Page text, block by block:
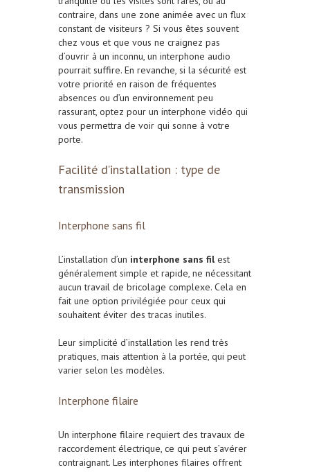
contraire, dans une zone animée avec un flux
constant de visiteurs ? Si vous êtes souvent
chez vous et que vous ne craignez pas
d’ouvrir à un inconnu, un interphone audio
pourrait suffire. En revanche, si la sécurité est
votre priorité en raison de fréquentes
absences ou d’un environnement peu
rassurant, optez pour un interphone vidéo qui
vous permettra de voir qui sonne à votre
porte.
Facilité d’installation : type de
transmission
Interphone sans fil
L’installation d’un interphone sans filest
généralement simple et rapide, ne nécessitant
aucun travail de bricolage complexe. Cela en
fait une option privilégiée pour ceux qui
souhaitent éviter des tracas inutiles.
Leur simplicité d’installation les rend très
pratiques, mais attention à la portée, qui peut
varier selon les modèles.
Interphone filaire
Un interphone filaire requiert des travaux de
raccordement électrique, ce qui peut s’avérer
contraignant. Les interphones filaires offrent